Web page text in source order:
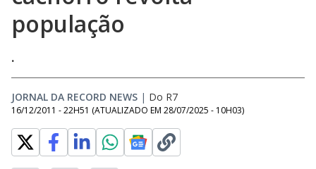
população
.
JORNAL DA RECORD NEWS | Do R7
16/12/2011 - 22H51 (ATUALIZADO EM 28/07/2025 - 10H03)